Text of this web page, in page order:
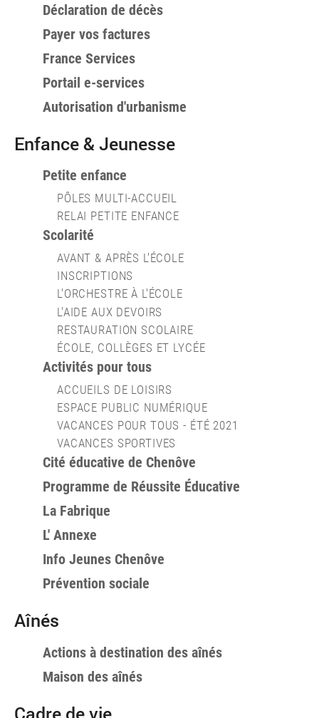
Déclaration de décès
Payer vos factures
France Services
Portail e-services
Autorisation d'urbanisme
Enfance & Jeunesse
Petite enfance
PÔLES MULTI-ACCUEIL
RELAI PETITE ENFANCE
Scolarité
AVANT & APRÈS L'ÉCOLE
INSCRIPTIONS
L'ORCHESTRE À L'ÉCOLE
L'AIDE AUX DEVOIRS
RESTAURATION SCOLAIRE
ÉCOLE, COLLÈGES ET LYCÉE
Activités pour tous
ACCUEILS DE LOISIRS
ESPACE PUBLIC NUMÉRIQUE
VACANCES POUR TOUS - ÉTÉ 2021
VACANCES SPORTIVES
Cité éducative de Chenôve
Programme de Réussite Éducative
La Fabrique
L' Annexe
Info Jeunes Chenôve
Prévention sociale
Aînés
Actions à destination des aînés
Maison des aînés
Cadre de vie